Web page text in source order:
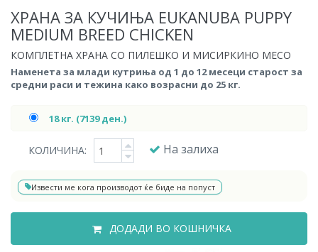
ХРАНА ЗА КУЧИЊА EUKANUBA PUPPY
MEDIUM BREED CHICKEN
КОМПЛЕТНА ХРАНА СО ПИЛЕШКО И МИСИРКИНО МЕСО
Наменета за млади кутриња од 1 до 12 месеци старост за
средни раси и тежина како возрасни до 25 кг.
18 кг. (7139 ден.)
КОЛИЧИНА: На залиха
Извести ме кога производот ќе биде на попуст
ДОДАДИ ВО КОШНИЧКА